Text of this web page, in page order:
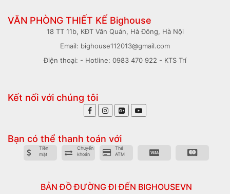
VĂN PHÒNG THIẾT KẾ Bighouse
18 TT 11b, KĐT Văn Quán, Hà Đông, Hà Nội
Email: bighouse112013@gmail.com
Điện thoại: - Hotline: 0983 470 922 - KTS Trí
Kết nối với chúng tôi
Bạn có thể thanh toán với
Tiền
mặt
Chuyển
khoản
Thẻ
ATM
BẢN ĐỒ ĐƯỜNG ĐI ĐẾN BIGHOUSEVN